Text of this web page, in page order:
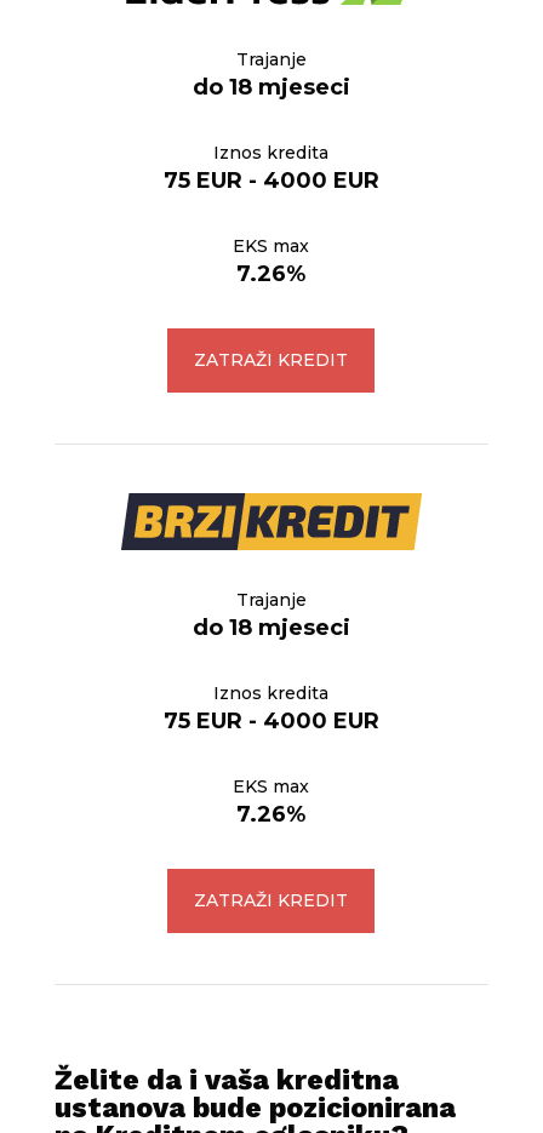
Trajanje
do 18 mjeseci
Iznos kredita
75 EUR - 4000 EUR
EKS max
7.26%
ZATRAŽI KREDIT
Trajanje
do 18 mjeseci
Iznos kredita
75 EUR - 4000 EUR
EKS max
7.26%
ZATRAŽI KREDIT
Želite da i vaša kreditna
ustanova bude pozicionirana